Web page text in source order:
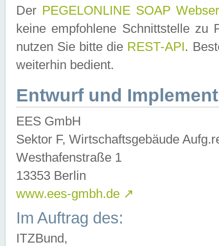
Der PEGELONLINE SOAP
keine empfohlene Schnittstelle zu
nutzen Sie bitte die REST-API.
weiterhin bedient.
Entwurf und
EES GmbH
Sektor F, Wirtschaftsgebäude
Westhafenstraße 1
13353 Berlin
www.ees-gmbh.de ↗
Im Auftrag des:
ITZBund,